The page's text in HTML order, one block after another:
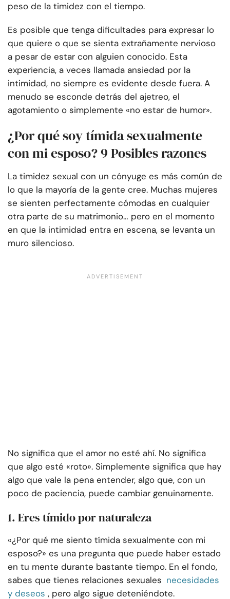
peso de la timidez con el tiempo.
Es posible que tenga dificultades para expresar lo
que quiere o que se sienta extrañamente nervioso
a pesar de estar con alguien conocido. Esta
experiencia, a veces llamada ansiedad por la
intimidad, no siempre es evidente desde fuera. A
menudo se esconde detrás del ajetreo, el
agotamiento o simplemente «no estar de humor».
¿Por qué soy tímida sexualmente
con mi esposo? 9 Posibles razones
La timidez sexual con un cónyuge es más común de
lo que la mayoría de la gente cree. Muchas mujeres
se sienten perfectamente cómodas en cualquier
otra parte de su matrimonio… pero en el momento
en que la intimidad entra en escena, se levanta un
muro silencioso.
No significa que el amor no esté ahí. No significa
que algo esté «roto». Simplemente significa que hay
algo que vale la pena entender, algo que, con un
poco de paciencia, puede cambiar genuinamente.
1. Eres tímido por naturaleza
«¿Por qué me siento tímida sexualmente con mi
esposo?» es una pregunta que puede haber estado
en tu mente durante bastante tiempo. En el fondo,
sabes que tienes relaciones sexuales necesidades
y deseos , pero algo sigue deteniéndote.